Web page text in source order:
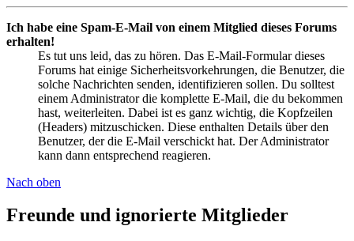
Ich habe eine Spam-E-Mail von einem Mitglied dieses Forums
erhalten!
Es tut uns leid, das zu hören. Das E-Mail-Formular dieses
Forums hat einige Sicherheitsvorkehrungen, die Benutzer, die
solche Nachrichten senden, identifizieren sollen. Du solltest
einem Administrator die komplette E-Mail, die du bekommen
hast, weiterleiten. Dabei ist es ganz wichtig, die Kopfzeilen
(Headers) mitzuschicken. Diese enthalten Details über den
Benutzer, der die E-Mail verschickt hat. Der Administrator
kann dann entsprechend reagieren.
Nach oben
Freunde und ignorierte Mitglieder